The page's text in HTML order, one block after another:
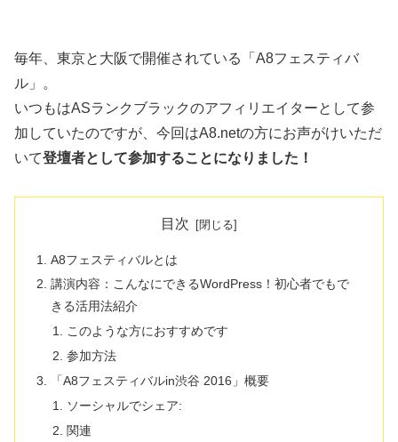
毎年、東京と大阪で開催されている「A8フェスティバ
ル」。
いつもはASランクブラックのアフィリエイターとして参
加していたのですが、今回はA8.netの方にお声がけいただ
いて登壇者として参加することになりました！
目次
A8フェスティバルとは
講演内容：こんなにできるWordPress！初心者でもで
きる活用法紹介
このような方におすすめです
参加方法
「A8フェスティバルin渋谷 2016」概要
ソーシャルでシェア:
関連